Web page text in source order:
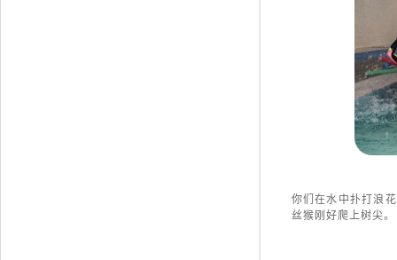
你们在水中扑打浪
丝猴刚好爬上树尖。